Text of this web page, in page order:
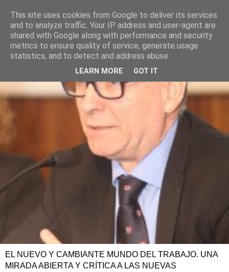
EL NUEVO Y CAMBIANTE MUNDO DEL TRABAJO. UNA
MIRADA ABIERTA Y CRÍTICA A LAS NUEVAS
This site uses cookies from Google to deliver its services
and to analyze traffic. Your IP address and user-agent are
shared with Google along with performance and security
metrics to ensure quality of service, generate usage
statistics, and to detect and address abuse.
LEARN MORE GOT IT